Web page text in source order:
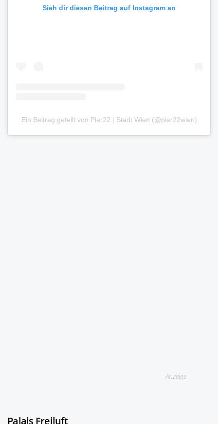
Sieh dir diesen Beitrag auf Instagram an
Ein Beitrag geteilt von Pier22 | Stadt Wien (@pier22wien)
Anzeige
Palais Freiluft